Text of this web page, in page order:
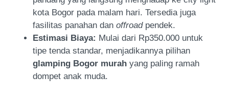
kota Bogor pada malam hari. Tersedia juga
fasilitas panahan dan offroadpendek.
Estimasi Biaya: Mulai dari Rp350.000 untuk
tipe tenda standar, menjadikannya pilihan
glamping Bogor murah yang paling ramah
dompet anak muda.